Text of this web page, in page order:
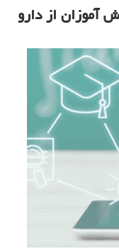
آموزان از دارو